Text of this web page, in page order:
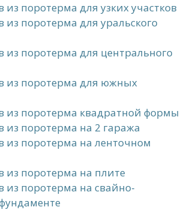
поротерма для узких участков
поротерма для уральского
из поротерма для центрального
из поротерма для южных
из поротерма квадратной формы
из поротерма на 2 гаража
из поротерма на ленточном
из поротерма на плите
из поротерма на свайно-